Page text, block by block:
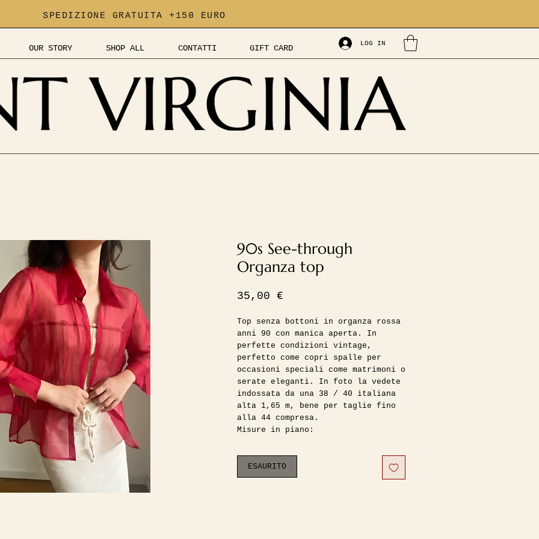
SPEDIZIONE GRATUITA +150 EURO
OUR STORY SHOP ALL CONTATTI GIFT CARD
LOG IN
90s See-through
Organza top
35,00 €
Top senza bottoni in organza rossa
anni 90 con manica aperta. In
perfette condizioni vintage,
perfetto come copri spalle per
occasioni speciali come matrimoni o
serate eleganti. In foto la vedete
indossata da una 38 / 40 italiana
alta 1,65 m, bene per taglie fino
alla 44 compresa.
Misure in piano:
lunghezza manica 45 cm
busto 50 cm
lunghezza 60 cm
ESAURITO